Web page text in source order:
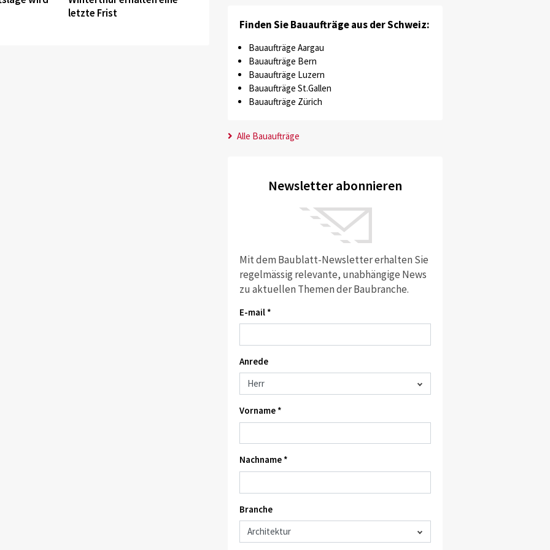
letzte Frist
Finden Sie Bauaufträge aus der Schweiz:
Bauaufträge Aargau
Bauaufträge Bern
Bauaufträge Luzern
Bauaufträge St.Gallen
Bauaufträge Zürich
Alle Bauaufträge
Newsletter abonnieren
Mit dem Baublatt-Newsletter erhalten Sie
regelmässig relevante, unabhängige News
zu aktuellen Themen der Baubranche.
E-mail *
Anrede
Vorname *
Nachname *
Branche